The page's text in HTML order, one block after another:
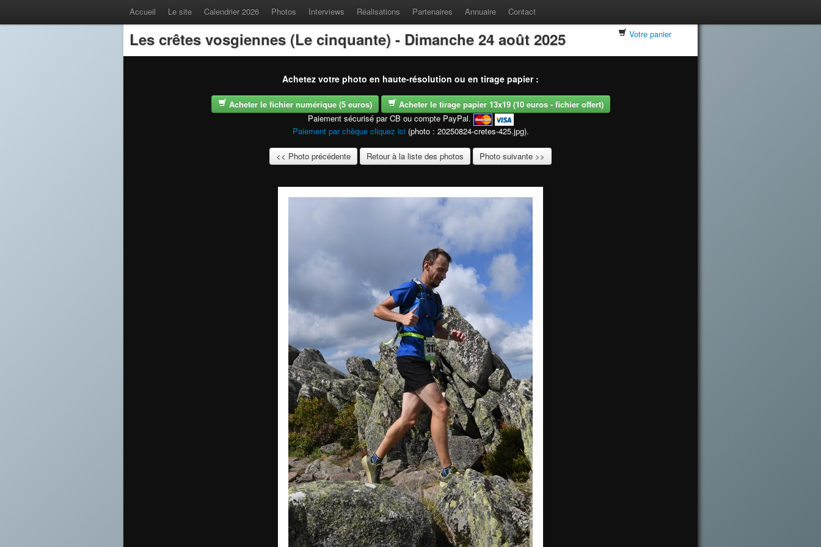
Accueil Le site Calendrier 2026 Photos Interviews Réalisations Partenaires Annuaire Contact
Les crêtes vosgiennes (Le cinquante) - Dimanche 24 août 2025 Votre panier
Achetez votre photo en haute-résolution ou en tirage papier :
Acheter le fichier numérique (5 euros)
Acheter le tirage papier 13x19 (10 euros - fichier offert)
Paiement sécurisé par CB ou compte PayPal.
Paiement par chèque cliquez ici (photo : 20250824-cretes-425.jpg).
<< Photo précédente Retour à la liste des photos Photo suivante >>